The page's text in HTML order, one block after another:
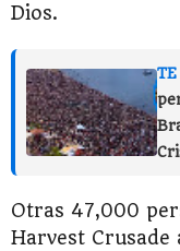
Dios.
Otras 47,000
Harvest